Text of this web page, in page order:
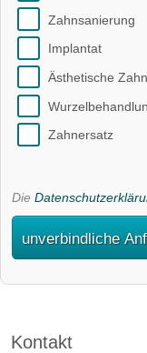
Zahnsanierung
Implantat
Ästhetische
Zahnersatz
Die
unverbindliche
Kontakt